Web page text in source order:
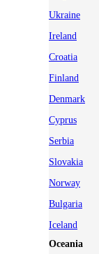
Ukraine
Ireland
Croatia
Finland
Denmark
Cyprus
Serbia
Slovakia
Norway
Bulgaria
Iceland
Oceania